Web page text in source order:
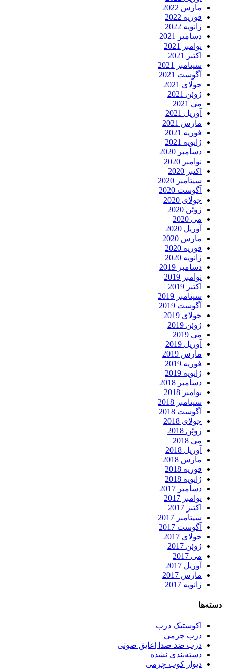
مارس 2022
فوریه 2022
ژانویه 2022
دسامبر 2021
نوامبر 2021
اکتبر 2021
سپتامبر 2021
آگوست 2021
جولای 2021
ژوئن 2021
می 2021
آوریل 2021
مارس 2021
فوریه 2021
ژانویه 2021
دسامبر 2020
نوامبر 2020
اکتبر 2020
سپتامبر 2020
آگوست 2020
جولای 2020
ژوئن 2020
می 2020
آوریل 2020
مارس 2020
فوریه 2020
ژانویه 2020
دسامبر 2019
نوامبر 2019
اکتبر 2019
سپتامبر 2019
آگوست 2019
جولای 2019
ژوئن 2019
می 2019
آوریل 2019
مارس 2019
فوریه 2019
ژانویه 2019
دسامبر 2018
نوامبر 2018
سپتامبر 2018
آگوست 2018
جولای 2018
ژوئن 2018
می 2018
آوریل 2018
مارس 2018
فوریه 2018
ژانویه 2018
دسامبر 2017
نوامبر 2017
اکتبر 2017
سپتامبر 2017
آگوست 2017
جولای 2017
ژوئن 2017
می 2017
آوریل 2017
مارس 2017
ژانویه 2017
دسته‌ها
اکوستیک درب
درب چرمی
درب ضد صدا |عایق صوتی
دسته‌بندی نشده
دیوار کوب چرمی